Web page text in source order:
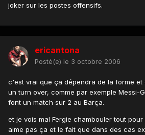
joker sur les postes offensifs.
ericantona
Posté(e) le 3 octobre 2006
c'est vrai que ça dépendra de la forme et
un turn over, comme par exemple Messi-
font un match sur 2 au Barça.
et je vois mal Fergie chambouler tout
aime pas ça et le fait que dans des cas